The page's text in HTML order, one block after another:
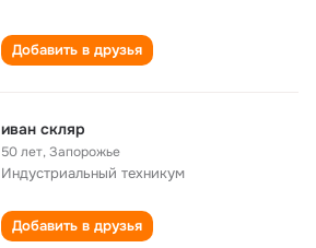
Добавить в друзья
иван скляр
50 лет,Запорожье
Индустриальный техникум
Добавить в друзья